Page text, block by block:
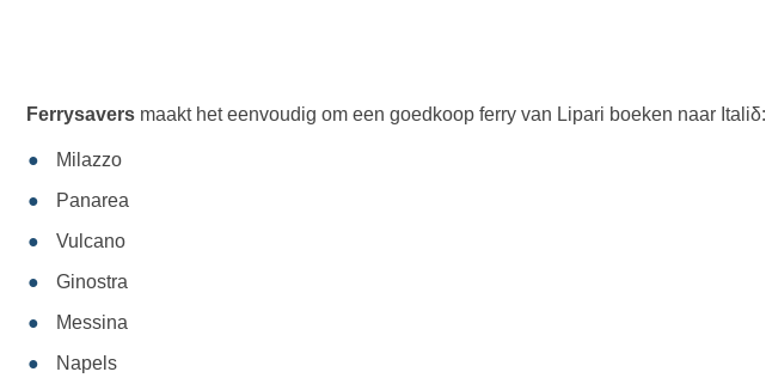
Ferrysavers maakt het eenvoudig om een goedkoop ferry van Lipari boeken naar Italiδ:
Milazzo
Panarea
Vulcano
Ginostra
Messina
Napels